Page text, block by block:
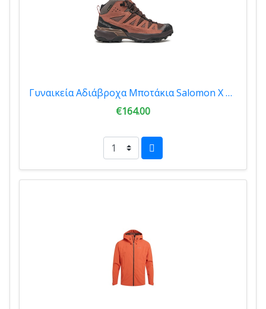
Γυναικεία Αδιάβροχα Μποτάκια Salomon X Ultra 360 LTR Mid Gtx W Peppercorn/Cognac/Hot Coral 475710
€164.00